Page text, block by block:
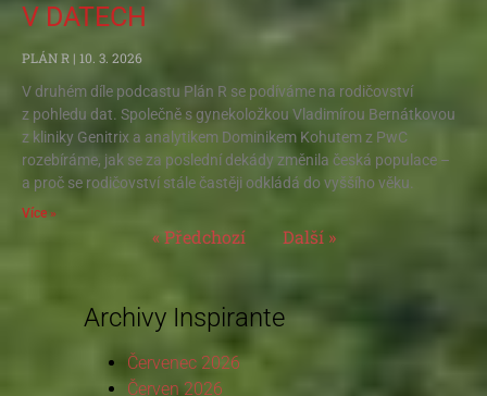
V DATECH
PLÁN R
10. 3. 2026
V druhém díle podcastu Plán R se podíváme na rodičovství
z pohledu dat. Společně s gynekoložkou Vladimírou Bernátkovou
z kliniky Genitrix a analytikem Dominikem Kohutem z PwC
rozebíráme, jak se za poslední dekády změnila česká populace –
a proč se rodičovství stále častěji odkládá do vyššího věku.
Více »
« Předchozí Další »
Archivy Inspirante
Červenec 2026
Červen 2026